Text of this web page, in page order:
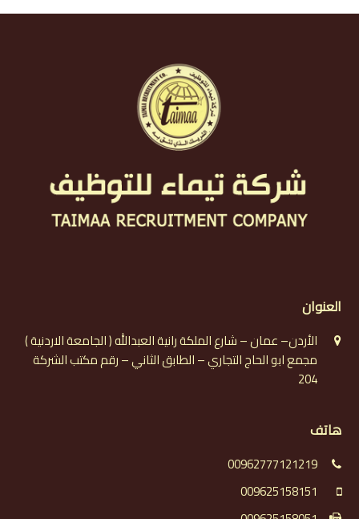
العنوان
الأردن– عمان – شارع الملكة رانية العبدالله ( الجامعة الاردنية )
مجمع ابو الحاج التجاري – الطابق الثاني – رقم مكتب الشركة
204
هاتف
00962777121219
009625158151